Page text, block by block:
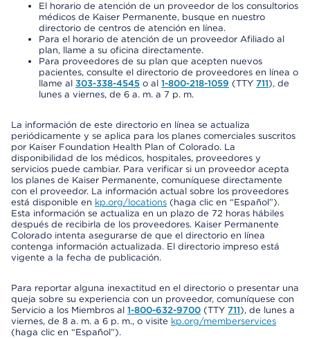
El horario de atención de un proveedor de los consultorios
médicos de Kaiser Permanente, busque en nuestro
directorio de centros de atención en línea.
Para el horario de atención de un proveedor Afiliado al
plan, llame a su oficina directamente.
Para proveedores de su plan que acepten nuevos
pacientes, consulte el directorio de proveedores en línea o
llame al 303-338-4545 o al 1-800-218-1059 (TTY 711), de
lunes a viernes, de 6 a. m. a 7 p. m.
La información de este directorio en línea se actualiza
periódicamente y se aplica para los planes comerciales suscritos
por Kaiser Foundation Health Plan of Colorado. La
disponibilidad de los médicos, hospitales, proveedores y
servicios puede cambiar. Para verificar si un proveedor acepta
los planes de Kaiser Permanente, comuníquese directamente
con el proveedor. La información actual sobre los proveedores
está disponible en kp.org/locations (haga clic en “Español”).
Esta información se actualiza en un plazo de 72 horas hábiles
después de recibirla de los proveedores. Kaiser Permanente
Colorado intenta asegurarse de que el directorio en línea
contenga información actualizada. El directorio impreso está
vigente a la fecha de publicación.
Para reportar alguna inexactitud en el directorio o presentar una
queja sobre su experiencia con un proveedor, comuníquese con
Servicio a los Miembros al 1-800-632-9700 (TTY 711), de lunes a
viernes, de 8 a. m. a 6 p. m., o visite kp.org/memberservices
(haga clic en “Español”).